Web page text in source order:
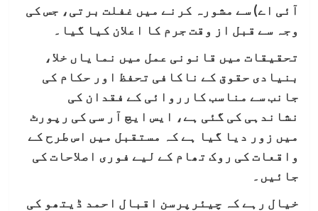
آئی اے) سے مشورہ کرنے میں غفلت برتی، جس کی
وجہ سے قبل از وقت جرم کا اعلان کیا گیا۔
تحقیقات میں قانونی عمل میں نمایاں خلا،
بنیادی حقوق کے ناکافی تحفظ اور حکام کی
جانب سے مناسب کارروائی کے فقدان کی
نشاندہی کی گئی ہے، ایس ایچ آر سی کی رپورٹ
میں زور دیا گیا ہے کہ مستقبل میں اس طرح کے
واقعات کی روک تھام کے لیے فوری اصلاحات کی
جائیں۔
خیال رہے کہ چیئرپرسن اقبال احمد ڈیتھو کی